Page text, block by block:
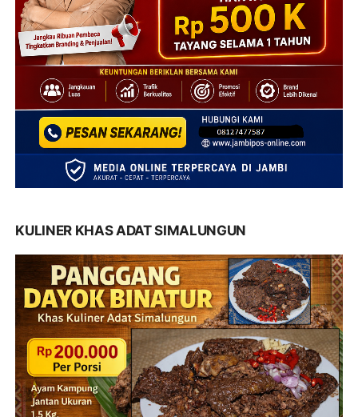
KULINER KHAS ADAT SIMALUNGUN